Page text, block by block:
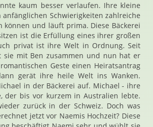
kaum besser verlaufen. Ihre kleine
anfänglichen Schwierigkeiten zahlreiche
können und läuft prima. Diese Bäckerei
ist die Erfüllung eines ihrer großen
privat ist ihre Welt in Ordnung. Seit
sie mit Ben zusammen und nun hat er
Geste einen Heiratsantrag
gerät ihre heile Welt ins Wanken.
in der Bäckerei auf. Michael - ihre
der bis vor kurzem in Australien lebte.
zurück in der Schweiz. Doch was
jetzt vor Naemis Hochzeit? Diese